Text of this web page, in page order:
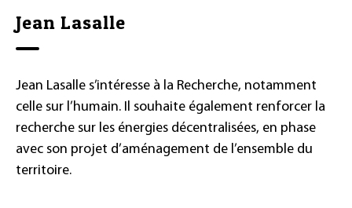
Jean Lasalle
Jean Lasalle s’intéresse à la Recherche, notamment
celle sur l’humain. Il souhaite également renforcer la
recherche sur les énergies décentralisées, en phase
avec son projet d’aménagement de l’ensemble du
territoire.